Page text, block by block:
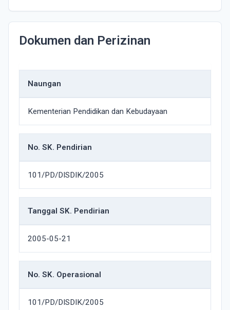
Dokumen dan Perizinan
Naungan
Kementerian Pendidikan dan Kebudayaan
No. SK. Pendirian
101/PD/DISDIK/2005
Tanggal SK. Pendirian
2005-05-21
No. SK. Operasional
101/PD/DISDIK/2005